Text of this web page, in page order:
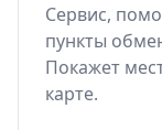
Сервис,
пункты
Покажет
карте.